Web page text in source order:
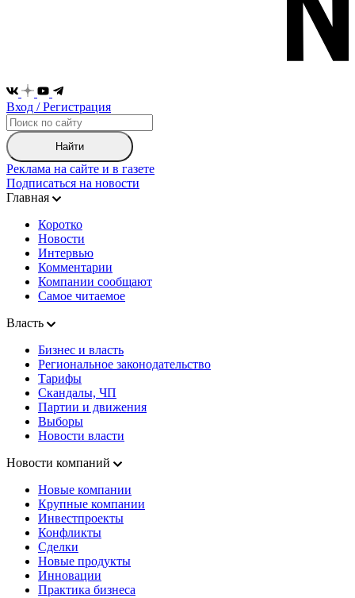
Вход / Регистрация
Найти
Реклама на сайте и в газете
Подписаться на новости
Главная
Коротко
Новости
Интервью
Комментарии
Компании сообщают
Самое читаемое
Власть
Бизнес и власть
Региональное законодательство
Тарифы
Скандалы, ЧП
Партии и движения
Выборы
Новости власти
Новости компаний
Новые компании
Крупные компании
Инвестпроекты
Конфликты
Сделки
Новые продукты
Инновации
Практика бизнеса